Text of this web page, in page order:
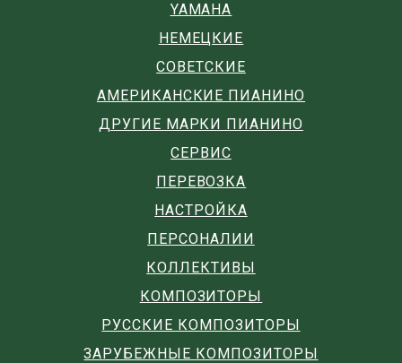
YAMAHA
НЕМЕЦКИЕ
СОВЕТСКИЕ
АМЕРИКАНСКИЕ ПИАНИНО
ДРУГИЕ МАРКИ ПИАНИНО
СЕРВИС
ПЕРЕВОЗКА
НАСТРОЙКА
ПЕРСОНАЛИИ
КОЛЛЕКТИВЫ
КОМПОЗИТОРЫ
РУССКИЕ КОМПОЗИТОРЫ
ЗАРУБЕЖНЫЕ КОМПОЗИТОРЫ